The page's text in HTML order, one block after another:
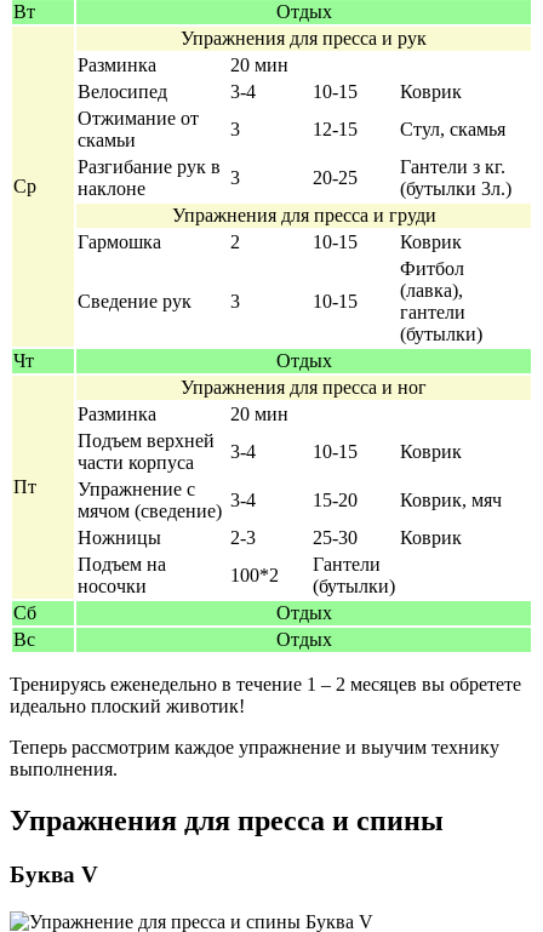
Вт
Отдых
Ср
Упражнения для пресса и рук
Разминка
20 мин
Велосипед
3-4 10-15
Коврик
Отжимание от
скамьи
3 12-15
Стул, скамья
Разгибание рук в
наклоне
3 20-25
Гантели з кг.
(бутылки 3л.)
Упражнения для пресса и груди
Гармошка
2 10-15 Коврик
Сведение рук 3 10-15
Фитбол
(лавка),
гантели
(бутылки)
Чт
Отдых
Пт
Упражнения для пресса и ног
Разминка
20 мин
Подъем верхней
части корпуса
3-4 10-15
Коврик
Упражнение с
мячом (сведение)
3-4 15-20
Коврик, мяч
Ножницы
2-3 25-30
Коврик
Подъем на
носочки
100*2
Гантели
(бутылки)
Сб
Отдых
Вс
Отдых
Тренируясь еженедельно в течение 1 – 2 месяцев вы обретете
идеально плоский животик!
Теперь рассмотрим каждое упражнение и выучим технику
выполнения.
Упражнения для пресса и спины
Буква V